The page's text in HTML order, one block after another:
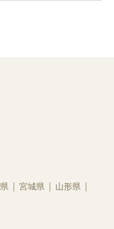
宮城県
山形県